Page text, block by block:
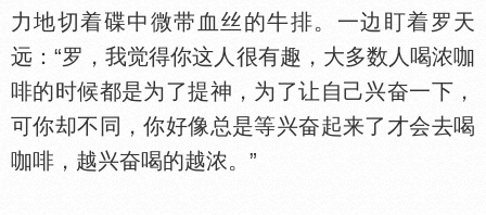
力地切着碟中微带血丝的牛排。一边盯着罗天
远：“罗，我觉得你这人很有趣，大多数人喝浓咖
啡的时候都是为了提神，为了让自己兴奋一下，
可你却不同，你好像总是等兴奋起来了才会去喝
咖啡，越兴奋喝的越浓。”